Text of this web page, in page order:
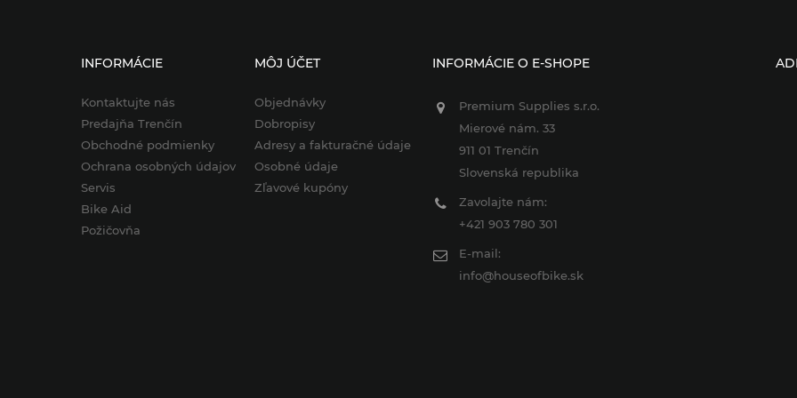
INFORMÁCIE
Kontaktujte nás
Predajňa Trenčín
Obchodné podmienky
Ochrana osobných údajov
Servis
Bike Aid
Požičovňa
MÔJ ÚČET
Objednávky
Dobropisy
Adresy a fakturačné údaje
Osobné údaje
Zľavové kupóny
INFORMÁCIE O E-SHOPE
Premium Supplies s.r.o.
Mierové nám. 33
911 01 Trenčín
Slovenská republika
Zavolajte nám:
+421 903 780 301
E-mail:
info@houseofbike.sk